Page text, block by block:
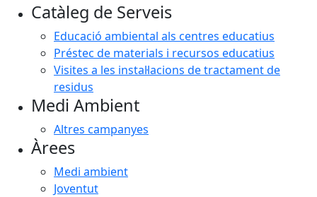
Catàleg de Serveis
Educació ambiental als centres educatius
Préstec de materials i recursos educatius
Visites a les instal·lacions de tractament de
residus
Medi Ambient
Altres campanyes
Àrees
Medi ambient
Joventut